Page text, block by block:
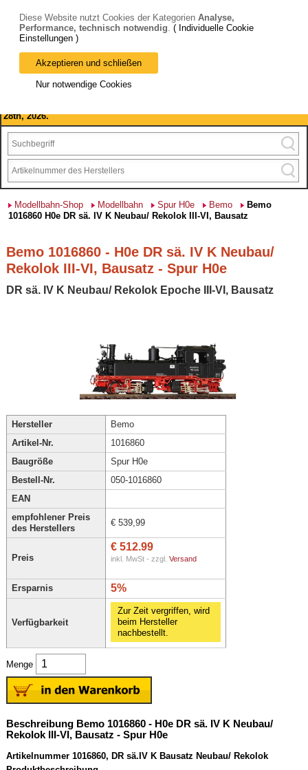
Bitte beachten Sie: wir machen Betriebsferien, vom 03. bis 28.
August 2026 haben wir geschlossen.
28th, 2026.
Modellbahn-Shop Modellbahn Spur H0e Bemo
Bemo
1016860 H0e DR sä. IV K Neubau/ Rekolok III-VI, Bausatz
Bemo 1016860 - H0e DR sä. IV K Neubau/
Rekolok III-VI, Bausatz - Spur H0e
DR sä. IV K Neubau/ Rekolok Epoche III-VI, Bausatz
Hersteller
Bemo
Artikel-Nr.
1016860
Baugröße
Spur H0e
Bestell-Nr.
050-1016860
EAN
empfohlener Preis
des Herstellers
€ 539,99
Preis
€ 512.99
inkl. MwSt - zzgl. Versand
Ersparnis 5%
Verfügbarkeit
Zur Zeit vergriffen, wird
beim Hersteller
nachbestellt.
Menge
Beschreibung Bemo 1016860 - H0e DR sä. IV K Neubau/
Rekolok III-VI, Bausatz - Spur H0e
Artikelnummer 1016860, DR sä.IV K Bausatz Neubau/ Rekolok
Diese Website nutzt Cookies der Kategorien Analyse,
Performance, technisch notwendig. ( Individuelle Cookie
Einstellungen )
Akzeptieren und schließen
Nur notwendige Cookies